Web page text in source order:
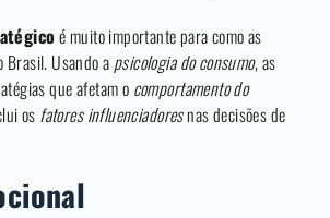
é muito importante para como as
Brasil. Usando a psicologia do consumo, as
que afetam o comportamento do
os fatores influenciadoresnas decisões de